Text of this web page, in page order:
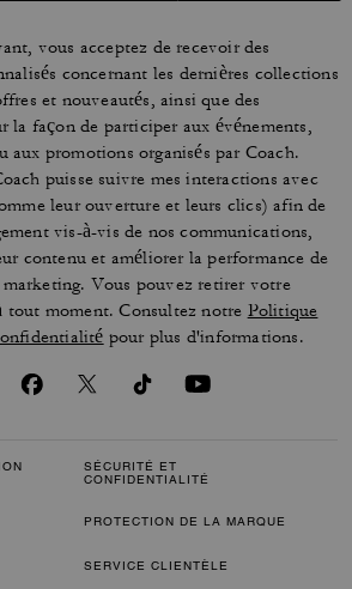
vous acceptez de recevoir des
concernant les dernières collections
et nouveautés, ainsi que des
la façon de participer aux événements,
aux promotions organisés par Coach.
puisse suivre mes interactions avec
leur ouverture et leurs clics) afin de
vis-à-vis de nos communications,
contenu et améliorer la performance de
marketing. Vous pouvez retirer votre
tout moment. Consultez notre Politique
pour plus d'informations.
SÉCURITÉ ET
CONFIDENTIALITÉ
PROTECTION DE LA MARQUE
SERVICE CLIENTÈLE